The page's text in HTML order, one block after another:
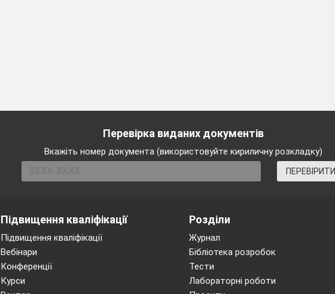
Перевірка виданих документів
Вкажіть номер документа (використовуйте кириличну розкладку)
ПЕРЕВІРИТИ
Підвищення кваліфікації
Підвищення кваліфікації
Вебінари
Конференції
Курси
Розділи
Журнал
Бібліотека розробок
Тести
Лабораторні роботи